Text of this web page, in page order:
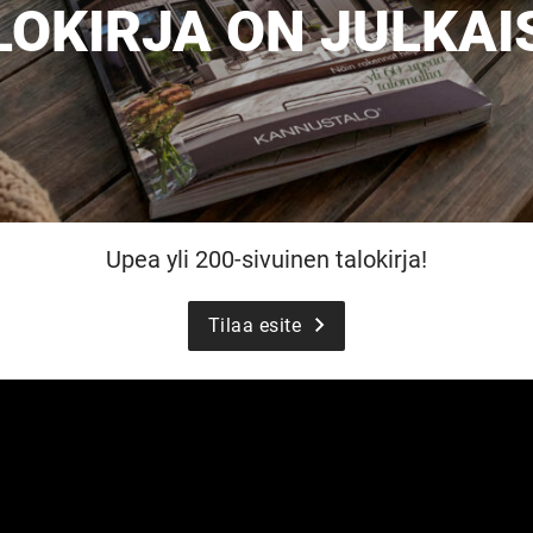
ON
Upea yli 200-sivuinen talokirja!
Tilaa esite